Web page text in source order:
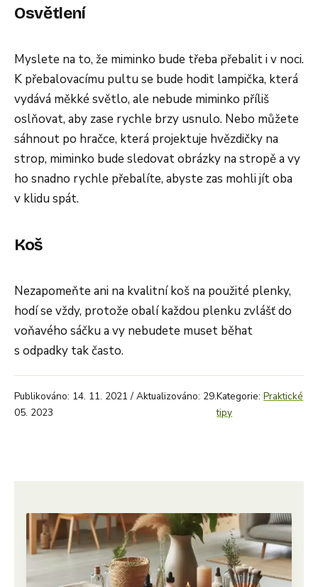
Osvětlení
Myslete na to, že miminko bude třeba přebalit i v noci.
K přebalovacímu pultu se bude hodit lampička, která
vydává měkké světlo, ale nebude miminko příliš
oslňovat, aby zase rychle brzy usnulo. Nebo můžete
sáhnout po hračce, která projektuje hvězdičky na
strop, miminko bude sledovat obrázky na stropě a vy
ho snadno rychle přebalíte, abyste zas mohli jít oba
v klidu spát.
Koš
Nezapomeňte ani na kvalitní koš na použité plenky,
hodí se vždy, protože obalí každou plenku zvlášť do
voňavého sáčku a vy nebudete muset běhat
s odpadky tak často.
Publikováno: 14. 11. 2021 / Aktualizováno: 29.
05. 2023
Kategorie:Praktické
tipy